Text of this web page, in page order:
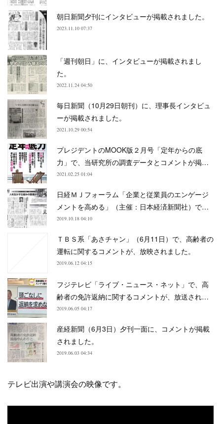
朝日新聞夕刊にインタビューが掲載されました。
2023.11.10 07:37
「週刊朝日」に、インタビューが掲載されまし
た。
2022.11.24 04:50
毎日新聞（10月29日朝刊）に、理事長インタビュ
ーが掲載されました。
2021.10.29 00:54
プレジデントのMOOK版２月号「定年からの底
力」で、当研究所の調査データとコメントが掲…
2021.02.25 01:04
日経ＭＪフォーラム「企業と従業員のエンゲージ
メントを高める」（主催：日本経済新聞社）で…
2019.10.18 04:10
ＴＢＳ系「あさチャン」（6月11日）で、高齢者の
運転に関するコメントが、放映されました。
2019.06.12 04:15
フジテレビ「ライブ・ニュース・ネット」で、高
齢者の免許返納に関するコメントが、放送され…
2019.06.05 04:17
産経新聞（6月3日）夕刊一面に、コメントが掲載
されました。
2019.06.03 04:34
テレビ出演や講演会の映像です。